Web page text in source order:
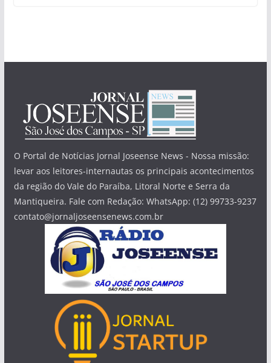
O Portal de Notícias Jornal Joseense News - Nossa missão:
levar aos leitores-internautas os principais acontecimentos
da região do Vale do Paraíba, Litoral Norte e Serra da
Mantiqueira. Fale com Redação: WhatsApp: (12) 99733-9237
contato@jornaljoseensenews.com.br